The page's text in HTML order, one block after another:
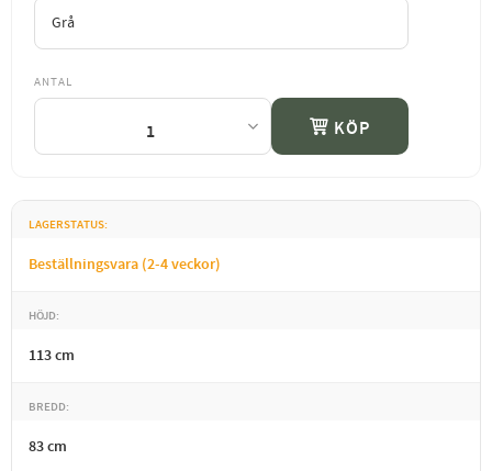
ANTAL
KÖP
LAGERSTATUS
Beställningsvara (2-4 veckor)
HÖJD
113 cm
BREDD
83 cm